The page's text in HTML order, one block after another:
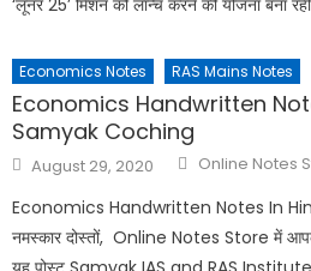
‘लूनर 25’ मिशन को लॉन्च करने की योजना बना
Economics Notes RAS Mains Notes
Economics Handwritten
Samyak Coching
August 29, 2020 Online Notes
Economics Handwritten Notes In
नमस्कार दोस्तों, Online Notes Store में